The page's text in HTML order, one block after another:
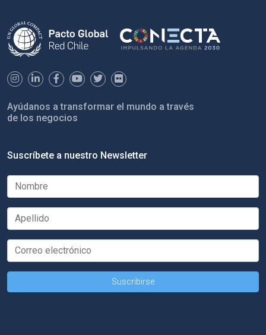
Ayúdanos a transformar el mundo a través
de los negocios
Suscríbete a nuestro Newsletter